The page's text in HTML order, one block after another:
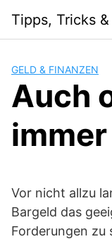
content
Tipps, Tricks
GELD & FINANZEN
Auch
Vor nicht allzu
Bargeld das
Forderungen zu